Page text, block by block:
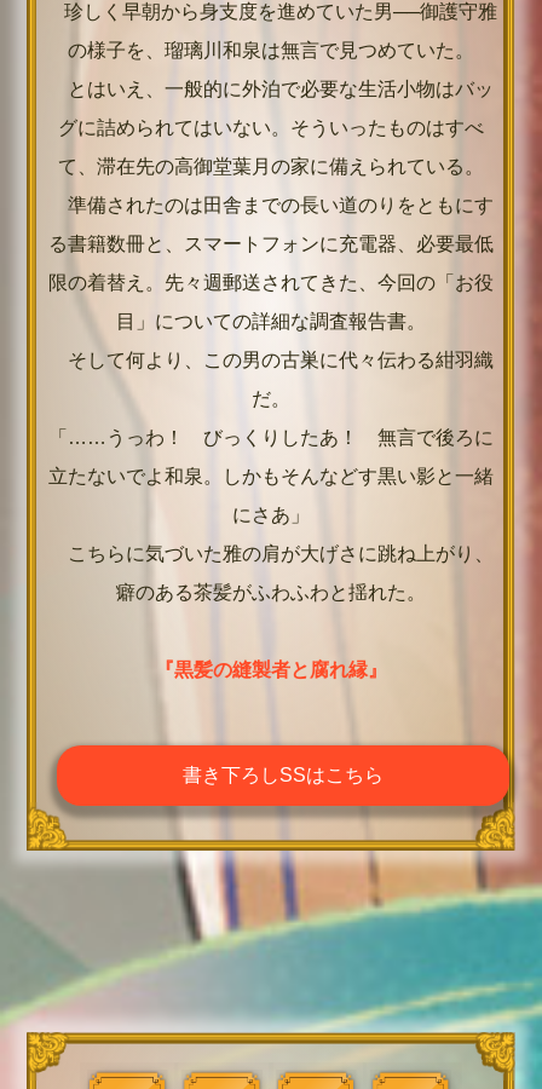
珍しく早朝から身支度を進めていた男──御護守雅
の様子を、瑠璃川和泉は無言で見つめていた。
とはいえ、一般的に外泊で必要な生活小物はバッ
グに詰められてはいない。そういったものはすべ
て、滞在先の高御堂葉月の家に備えられている。
準備されたのは田舎までの長い道のりをともにす
る書籍数冊と、スマートフォンに充電器、必要最低
限の着替え。先々週郵送されてきた、今回の「お役
目」についての詳細な調査報告書。
そして何より、この男の古巣に代々伝わる紺羽織
だ。
「……うっわ！ びっくりしたあ！ 無言で後ろに
立たないでよ和泉。しかもそんなどす黒い影と一緒
にさあ」
こちらに気づいた雅の肩が大げさに跳ね上がり、
癖のある茶髪がふわふわと揺れた。
『黒髪の縫製者と腐れ縁』
書き下ろしSSはこちら